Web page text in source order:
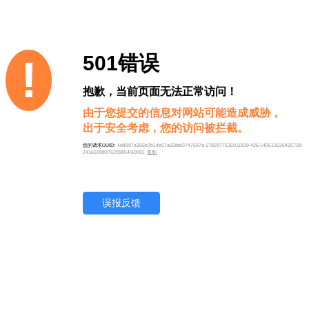
! 501错误
抱歉，当前页面无法正常访问！
由于您提交的信息对网站可能造成威胁，
出于安全考虑，您的访问被拦截。
您的请求UUID: 4d4997a356b7b14b57a65feb3747597a-1782977635911839-426-140613536425728-
24165998276299854|60001 复制
误报反馈